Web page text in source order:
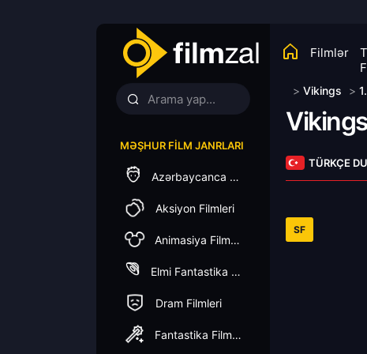
Filmlər
MƏŞHUR FILM JANRLARI
Azərbaycanca Dublaj
Aksiyon Filmleri
Animasiya Filmleri
Elmi Fantastika Filmleri
Dram Filmleri
Fantastika Filmleri
> Vikings >
TÜRKÇE
SF